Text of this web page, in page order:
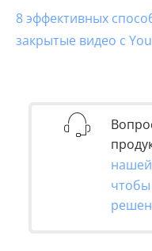
8 эффективных
закрытые видео с